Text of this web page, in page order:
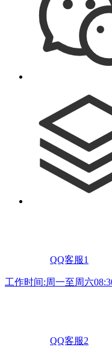
QQ客服1
工作时间:周一至周六
QQ客服2